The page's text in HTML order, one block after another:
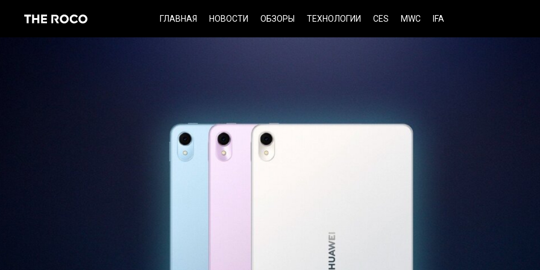
content
ГЛАВНАЯ НОВОСТИ ОБЗОРЫ ТЕХНОЛОГИИ CES MWC IFA